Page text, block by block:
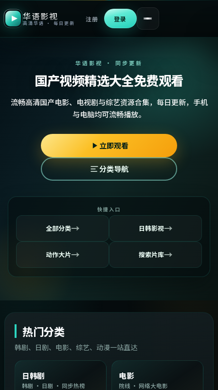
华语影视
高清华语 · 每日更新
注册 登录
华语影视 · 同步更新
国产视频精选大全免费观看
流畅高清国产电影、电视剧与综艺资源合集，每日更新，手机
与电脑均可流畅播放。
立即观看
分类导航
快捷入口
全部分类→ 日韩影视→
动作大片→ 搜索片库→
热门分类
韩剧、日剧、电影、综艺、动漫一站直达
日韩剧
韩剧 · 日剧 · 同步热榜
电影
院线 · 网络大电影